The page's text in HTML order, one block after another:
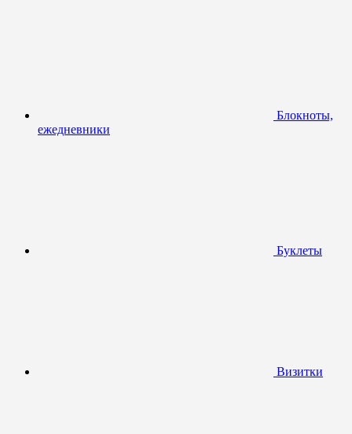
Блокноты,
ежедневники
Буклеты
Визитки